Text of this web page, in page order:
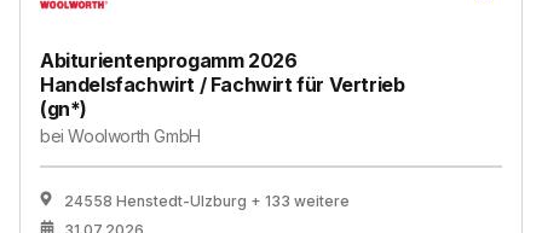
Abiturientenprogamm 2026
Handelsfachwirt / Fachwirt für Vertrieb
(gn*)
beiWoolworth GmbH
24558 Henstedt-Ulzburg + 133 weitere